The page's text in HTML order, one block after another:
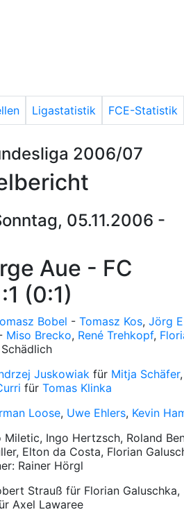
Ligastatistik FCE-Statistik
2006/07
05.11.2006 -
Aue - FC
(0:1)
Bobel - Tomasz Kos, Jörg
Miso Brecko, René Trehkopf,
Juskowiak für Mitja Schäfer
für Tomas Klinka
Loose, Uwe Ehlers, Kevin
Miletic, Ingo Hertzsch, Roland
Elton da Costa, Florian
Rainer Hörgl
Strauß für Florian
Axel Lawaree